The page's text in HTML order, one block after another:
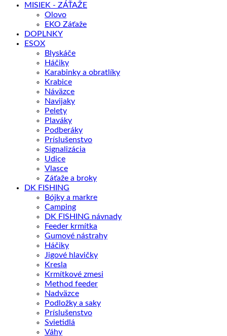
MISIEK - ZÁŤAŽE
Olovo
EKO Záťaže
DOPLNKY
ESOX
Blyskáče
Háčiky
Karabinky a obratlíky
Krabice
Náväzce
Navijaky
Pelety
Plaváky
Podberáky
Príslušenstvo
Signalizácia
Udice
Vlasce
Záťaže a broky
DK FISHING
Bójky a markre
Camping
DK FISHING návnady
Feeder krmítka
Gumové nástrahy
Háčiky
Jigové hlavičky
Kresla
Krmítkové zmesi
Method feeder
Nadväzce
Podložky a saky
Príslušenstvo
Svietidlá
Váhy